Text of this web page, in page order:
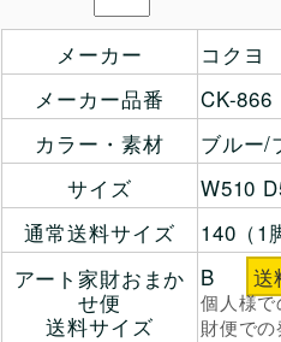
メーカー
コクヨ
メーカー品番
CK-866
カラー・素材
ブルー/
サイズ
W510
通常送料サイズ
140（1
アート家財おまか
せ便
送料サイズ
B 送
個人様
財便で